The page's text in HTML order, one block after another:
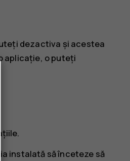
dezactiva și acestea
aplicație, o puteți
instalată să înceteze să